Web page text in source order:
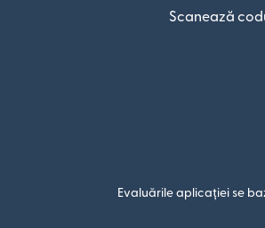
Scanează
Evaluările aplicației se